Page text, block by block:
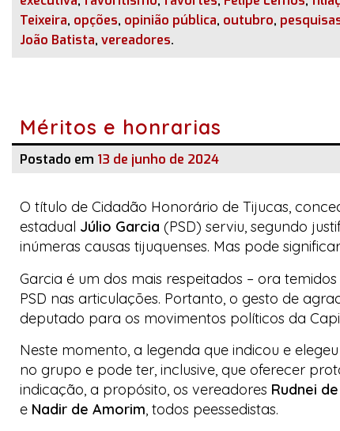
Teixeira, opções, opinião pública, outubro,
João Batista, vereadores.
Méritos e honrarias
Postado em 13 de junho de 2024
O título de Cidadão Honorário de Tijucas,
estadual Júlio Garcia (PSD) serviu, segundo
inúmeras causas tijuquenses. Mas pode
Garcia é um dos mais respeitados – ora
PSD nas articulações. Portanto, o gesto de
deputado para os movimentos políticos da
Neste momento, a legenda que indicou e
no grupo e pode ter, inclusive, que oferecer
indicação, a propósito, os vereadores Rudnei
e Nadir de Amorim, todos peessedistas.